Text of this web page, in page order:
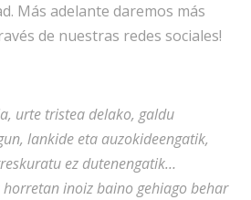
Más adelante daremos más
de nuestras redes sociales!
urte tristea delako, galdu
lankide eta auzokideengatik,
ez dutenengatik…
horretan inoiz baino gehiago behar